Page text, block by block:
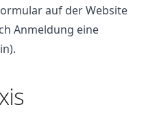
auf der Website
Anmeldung eine